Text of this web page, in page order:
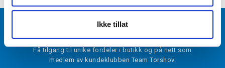
Ikke tillat
BLI MEDLEM
Få tilgang til unike fordeler i butikk og på nett som
medlem av kundeklubben Team Torshov.